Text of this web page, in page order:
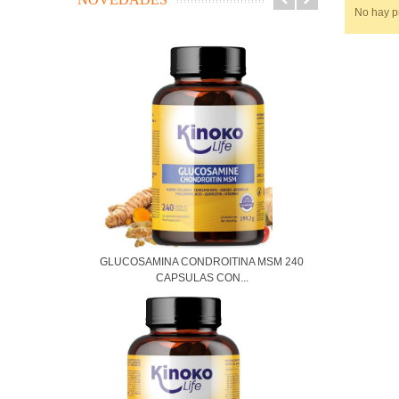
GLUCOSAMINA CONDROITINA MSM 240
CAPSULAS CON...
No hay